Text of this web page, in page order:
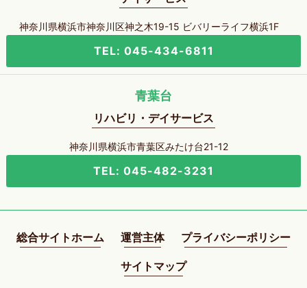
神奈川県横浜市神奈川区神之木19-15 ビバリーライフ横浜1F
TEL: 045-434-6811
青葉台
リハビリ・デイサービス
神奈川県横浜市青葉区みたけ台21-12
TEL: 045-482-3231
総合サイトホーム 運営主体 プライバシーポリシー
サイトマップ